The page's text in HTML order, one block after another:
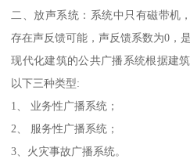
二、放声系统：系统中只有磁带机
存在声反馈可能，声反馈系数为0，
现代化建筑的公共广播系统根据建
以下三种类型:
1、 业务性广播系统；
2、 服务性广播系统；
3、火灾事故广播系统。